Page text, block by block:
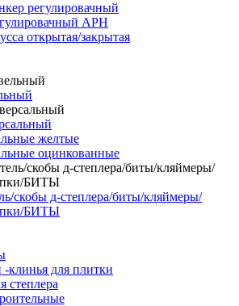
регулировачный
АРН
открытая/закрытая
желтые
оцинкованные
скобы д-степлера/биты/кляймеры/
БИТЫ
-клинья для плитки
степлера